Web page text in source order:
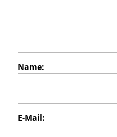
Name:
E-Mail: